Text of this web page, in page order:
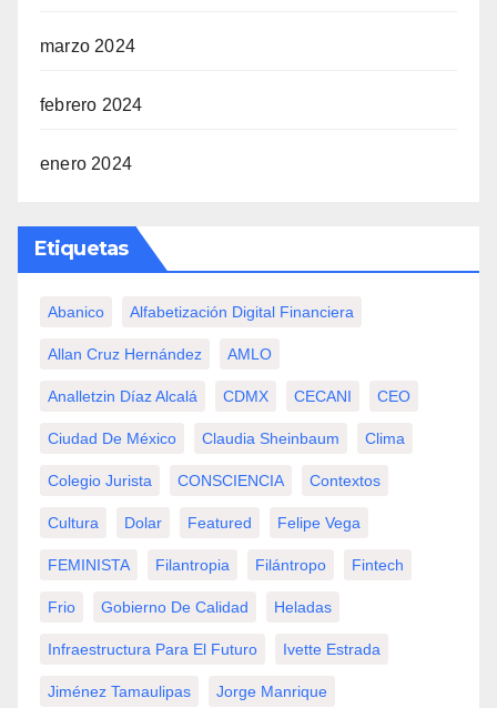
marzo 2024
febrero 2024
enero 2024
Etiquetas
Abanico Alfabetización Digital Financiera
Allan Cruz Hernández AMLO
Analletzin Díaz Alcalá CDMX CECANI CEO
Ciudad De México Claudia Sheinbaum Clima
Colegio Jurista CONSCIENCIA Contextos
Cultura Dolar Featured Felipe Vega
FEMINISTA Filantropia Filántropo Fintech
Frio Gobierno De Calidad Heladas
Infraestructura Para El Futuro Ivette Estrada
Jiménez Tamaulipas Jorge Manrique